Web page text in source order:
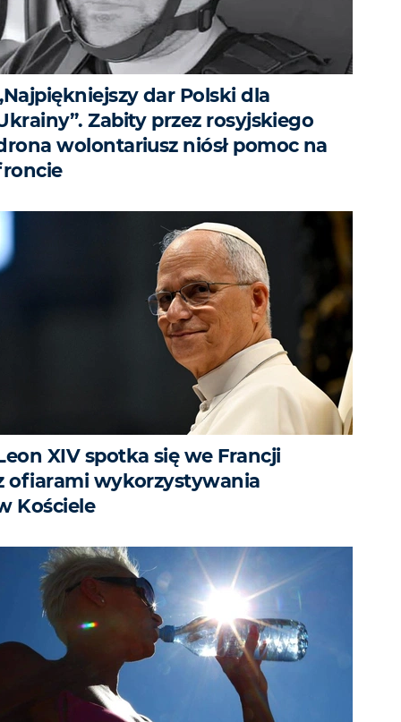
dar Polski dla
Zabity przez rosyjskiego
wolontariusz niósł pomoc na
XIV spotka się we Francji
ofiarami wykorzystywania
Kościele